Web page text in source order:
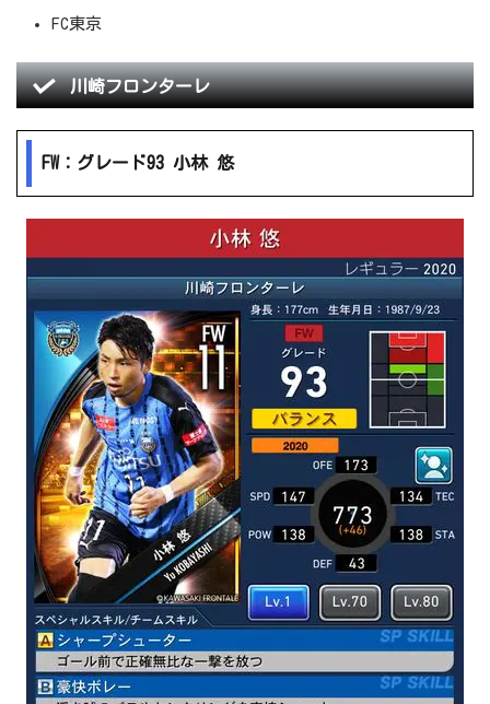
FC東京
川崎フロンターレ
FW：グレード93 小林 悠